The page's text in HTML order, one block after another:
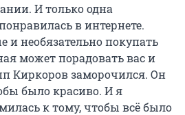
И только одна
в интернете.
необязательно покупать
может порадовать вас и
Киркоров заморочился. Он
было красиво. И я
к тому, чтобы всё было